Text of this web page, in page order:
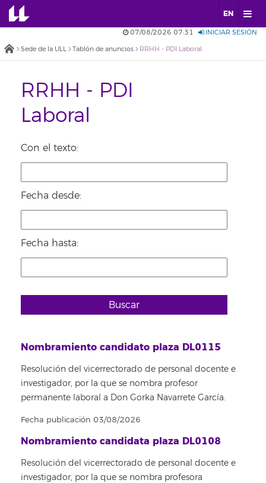
EN
07/08/2026 07:31 INICIAR SESIÓN
Sede de la ULL Tablón de anuncios RRHH - PDI Laboral
RRHH - PDI
Laboral
Con el texto:
Fecha desde:
Fecha hasta:
Buscar
Nombramiento candidato plaza DL0115
Resolución del vicerrectorado de personal docente e
investigador, por la que se nombra profesor
permanente laboral a Don Gorka Navarrete García.
Fecha publicación 03/08/2026
Nombramiento candidata plaza DL0108
Resolución del vicerrectorado de personal docente e
investigador, por la que se nombra profesora